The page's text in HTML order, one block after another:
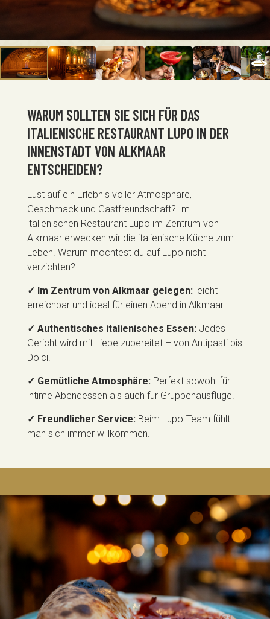
WARUM SOLLTEN SIE SICH FÜR DAS
ITALIENISCHE RESTAURANT LUPO IN DER
INNENSTADT VON ALKMAAR
ENTSCHEIDEN?
Lust auf ein Erlebnis voller Atmosphäre,
Geschmack und Gastfreundschaft? Im
italienischen Restaurant Lupo im Zentrum von
Alkmaar erwecken wir die italienische Küche zum
Leben. Warum möchtest du auf Lupo nicht
verzichten?
✓ Im Zentrum von Alkmaar gelegen: leicht
erreichbar und ideal für einen Abend in Alkmaar
✓ Authentisches italienisches Essen: Jedes
Gericht wird mit Liebe zubereitet – von Antipasti bis
Dolci.
✓ Gemütliche Atmosphäre: Perfekt sowohl für
intime Abendessen als auch für Gruppenausflüge.
✓ Freundlicher Service: Beim Lupo-Team fühlt
man sich immer willkommen.